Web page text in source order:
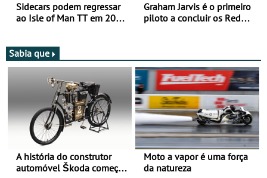
Sidecars podem regressar
ao Isle of Man TT em 2027
Graham Jarvis é o primeiro
piloto a concluir os Red
Sabia que
A história do construtor
automóvel Škoda começou
Moto a vapor é uma força
da natureza